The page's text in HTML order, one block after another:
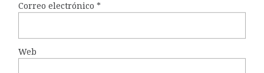
Correo electrónico *
Web